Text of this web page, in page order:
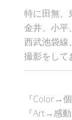
特に田無、
金井、小平
西武池袋線
撮影をして
『Color→
『Art→感